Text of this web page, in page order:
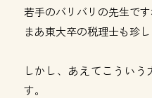
若手のバリバリの先生です
まあ東大卒の税理士も珍し
しかし、あえてこうい
す。